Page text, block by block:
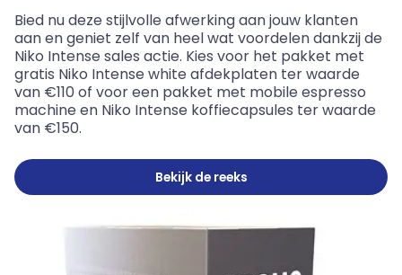
Bied nu deze stijlvolle afwerking aan jouw klanten
aan en geniet zelf van heel wat voordelen dankzij de
Niko Intense sales actie. Kies voor het pakket met
gratis Niko Intense white afdekplaten ter waarde
van €110 of voor een pakket met mobile espresso
machine en Niko Intense koffiecapsules ter waarde
van €150.
Bekijk de reeks